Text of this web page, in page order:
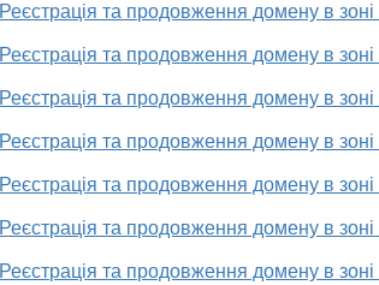
Реєстрація та продовження домену в зоні
Реєстрація та продовження домену в зоні
Реєстрація та продовження домену в зоні
Реєстрація та продовження домену в зоні
Реєстрація та продовження домену в зоні
Реєстрація та продовження домену в зоні
Реєстрація та продовження домену в зоні